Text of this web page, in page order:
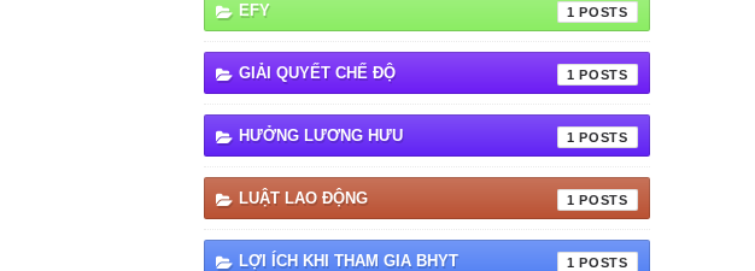
EFY 1
GIẢI QUYẾT CHẾ ĐỘ 1
HƯỞNG LƯƠNG HƯU 1
LUẬT LAO ĐỘNG 1
LỢI ÍCH KHI THAM GIA BHYT 1